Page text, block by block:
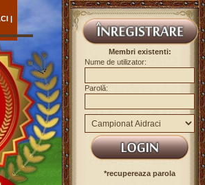
|
Membri existenti:
Nume de utilizator:
Parolă:
*recupereaza parola